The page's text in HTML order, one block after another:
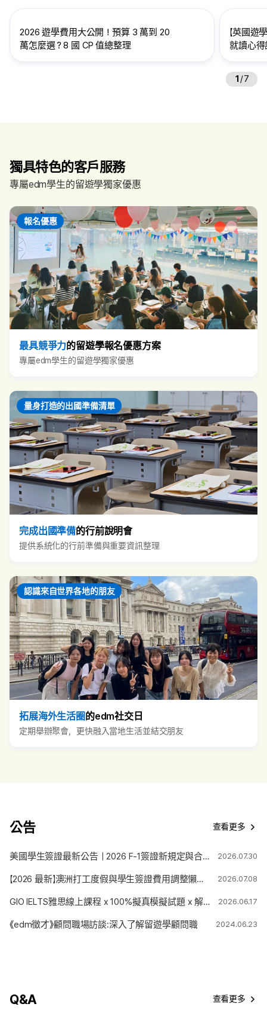
2026 遊學費用大公開！預算 3 萬到 20
萬怎麼選？8 國 CP 值總整理
【英國遊
就讀心得
1 /7
獨具特色的客戶服務
專屬edm學生的留遊學獨家優惠
報名優惠
最具競爭力的留遊學報名優惠方案
專屬edm學生的留遊學獨家優惠
量身打造的出國準備清單
完成出國準備的行前說明會
提供系統化的行前準備與重要資訊整理
認識來自世界各地的朋友
拓展海外生活圈的edm社交日
定期舉辦聚會，更快融入當地生活並結交朋友
公告 查看更多
美國學生簽證最新公告｜2026 F-1簽證新規定與合法停留期限變更解析 2026.07.30
【2026 最新】澳洲打工度假與學生簽證費用調整懶人包 2026.07.08
GIO IELTS雅思線上課程 x 100%擬真模擬試題 x 解題技巧 2026.06.17
《edm徵才》顧問職場訪談:深入了解留遊學顧問職 2024.06.23
Q&A 查看更多